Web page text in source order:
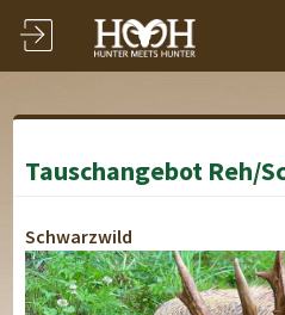
Tauschangebot Reh/
Schwarzwild